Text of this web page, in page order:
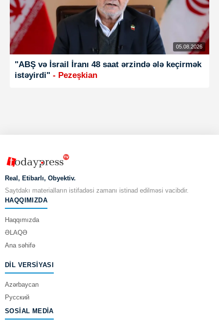
05.08.2026
"ABŞ və İsrail İranı 48 saat ərzində ələ keçirmək
istəyirdi" - Pezeşkian
Real, Etibarlı, Obyektiv.
Saytdakı materialların istifadəsi zamanı istinad edilməsi vacibdir.
HAQQIMIZDA
Haqqımızda
ƏLAQƏ
Ana səhifə
DIL VERSIYASI
Azərbaycan
Русский
SOSIAL MEDIA